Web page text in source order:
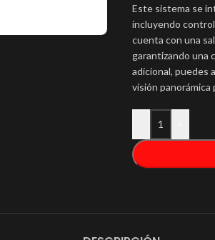
Este sistema se
incluyendo
cuenta con una
garantizando una
adicional, puedes
visión panorámica